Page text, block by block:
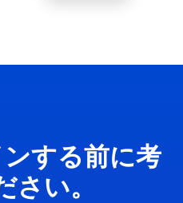
する前に考
さい。